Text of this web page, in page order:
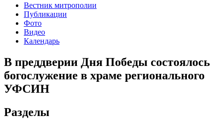
Вестник митрополии
Публикации
Фото
Видео
Календарь
В преддверии Дня Победы состоялось
богослужение в храме регионального
УФСИН
Разделы